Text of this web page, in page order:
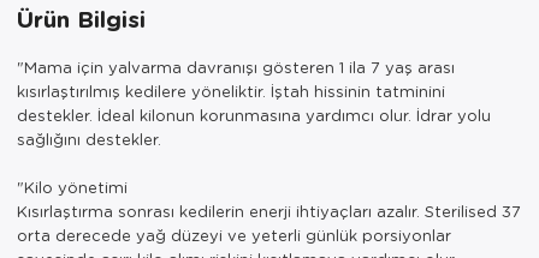
Ürün Bilgisi
"Mama için yalvarma davranışı gösteren 1 ila 7 yaş arası
kısırlaştırılmış kedilere yöneliktir. İştah hissinin tatminini
destekler. İdeal kilonun korunmasına yardımcı olur. İdrar yolu
sağlığını destekler.
"Kilo yönetimi
Kısırlaştırma sonrası kedilerin enerji ihtiyaçları azalır. Sterilised 37
orta derecede yağ düzeyi ve yeterli günlük porsiyonlar